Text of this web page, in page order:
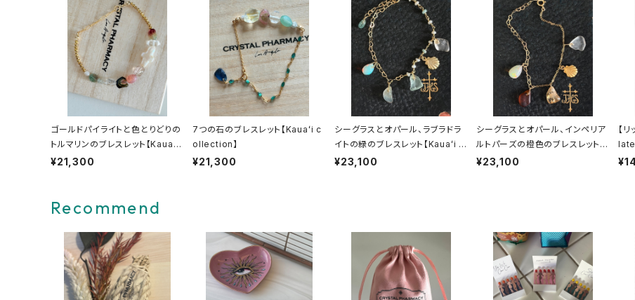
ゴールドパイライトと色とりどりの
トルマリンのブレスレット【Kauaʻi
collection】
¥21,300
7つの石のブレスレット【Kauaʻi c
ollection】
¥21,300
シーグラスとオパール、ラブラドラ
イトの緑のブレスレット【Kauaʻi c
ollection】
¥23,100
シーグラスとオパール、インペリア
ルトパーズの橙色のブレスレット
【Kauaʻi collection】
¥23,100
【
Recommend